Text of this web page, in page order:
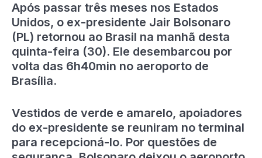
Após passar três meses nos Estados
Unidos, o ex-presidente Jair Bolsonaro
(PL) retornou ao Brasil na manhã desta
quinta-feira (30). Ele desembarcou por
volta das 6h40min no aeroporto de
Brasília.
Vestidos de verde e amarelo, apoiadores
do ex-presidente se reuniram no terminal
para recepcioná-lo. Por questões de